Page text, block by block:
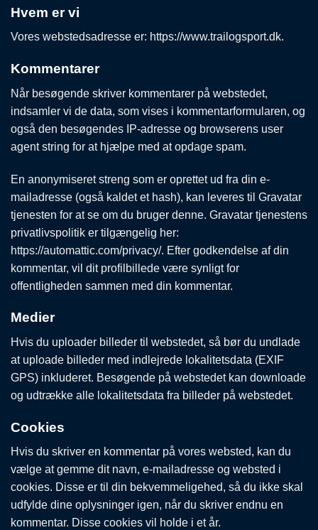
Hvem er vi
Vores webstedsadresse er: https://www.trailogsport.dk.
Kommentarer
Når besøgende skriver kommentarer på webstedet,
indsamler vi de data, som vises i kommentarformularen, og
også den besøgendes IP-adresse og browserens user
agent string for at hjælpe med at opdage spam.
En anonymiseret streng som er oprettet ud fra din e-
mailadresse (også kaldet et hash), kan leveres til Gravatar
tjenesten for at se om du bruger denne. Gravatar tjenestens
privatlivspolitik er tilgængelig her:
https://automattic.com/privacy/. Efter godkendelse af din
kommentar, vil dit profilbillede være synligt for
offentligheden sammen med din kommentar.
Medier
Hvis du uploader billeder til webstedet, så bør du undlade
at uploade billeder med indlejrede lokalitetsdata (EXIF
GPS) inkluderet. Besøgende på webstedet kan downloade
og udtrække alle lokalitetsdata fra billeder på webstedet.
Cookies
Hvis du skriver en kommentar på vores websted, kan du
vælge at gemme dit navn, e-mailadresse og websted i
cookies. Disse er til din bekvemmeligehed, så du ikke skal
udfylde dine oplysninger igen, når du skriver endnu en
kommentar. Disse cookies vil holde i et år.